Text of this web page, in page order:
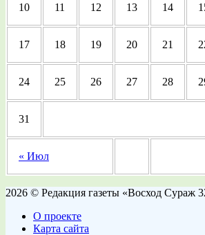
« Июл
10 11 12 13 14
17 18 19 20 21
24 25 26 27 28
31
2026 © Редакция газеты «Восход Сураж
О проекте
Карта сайта